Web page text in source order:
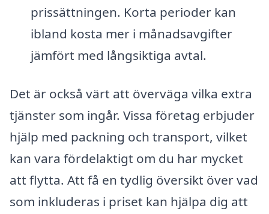
prissättningen. Korta perioder kan
ibland kosta mer i månadsavgifter
jämfört med långsiktiga avtal.
Det är också värt att överväga vilka extra
tjänster som ingår. Vissa företag erbjuder
hjälp med packning och transport, vilket
kan vara fördelaktigt om du har mycket
att flytta. Att få en tydlig översikt över vad
som inkluderas i priset kan hjälpa dig att